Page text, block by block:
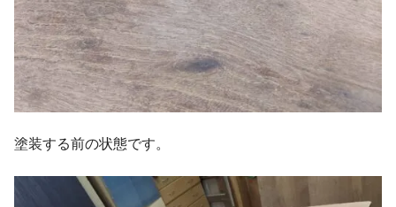
塗装する前の状態です。